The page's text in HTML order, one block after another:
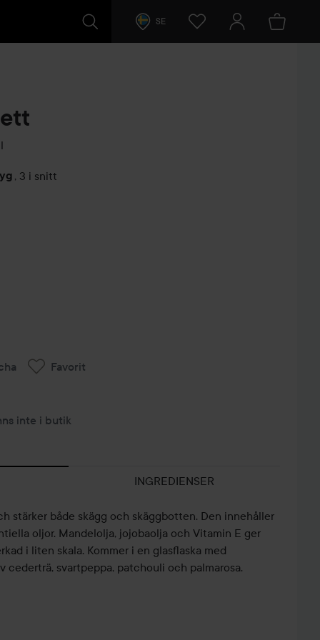
SE
, 3 i snitt
Favorit
inte i butik
INGREDIENSER
stärker både skägg och skäggbotten. Den innehåller
oljor. Mandelolja, jojobaolja och Vitamin E ger
i liten skala. Kommer i en glasflaska med
cederträ, svartpeppa, patchouli och palmarosa.